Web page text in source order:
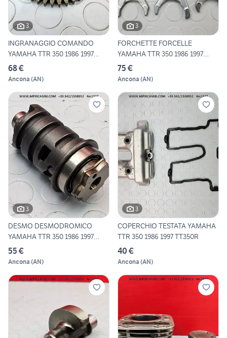
3
INGRANAGGIO COMANDO
YAMAHA TTR 350 1986 1997
TT350
68 €
Ancona (AN)
3
FORCHETTE FORCELLE
YAMAHA TTR 350 1986 1997
TT350R
75 €
Ancona (AN)
3
DESMO DESMODROMICO
YAMAHA TTR 350 1986 1997
TT350R
55 €
Ancona (AN)
3
COPERCHIO TESTATA YAMAHA
TTR 350 1986 1997 TT350R
40 €
Ancona (AN)